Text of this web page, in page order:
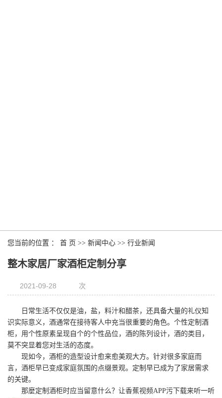
您当前的位置 ： 首 页 >> 新闻中心 >> 行业新闻
整木家居厂家酒柜定制分享
2021-09-28 次
日常生活不仅仅是油，盐，料汁和醋茶，还具备大量的礼仪知
识实际意义，酒通常在接待客人中充当很重要的角色。个性定制酒
柜，用个性原素呈现自个的个性品位，酒的陈列设计，酒的类目，
莫不突显着您对生活的态度。
现如今，酒柜的造型设计愈来愈美观大方。针对很多家庭而
言，酒柜早已变成家庭氛围的点缀景观。定制早已成为了家居需求
的关键。
那麼定制酒柜时应当留意什么？让香蕉视频APP污下载来听一听